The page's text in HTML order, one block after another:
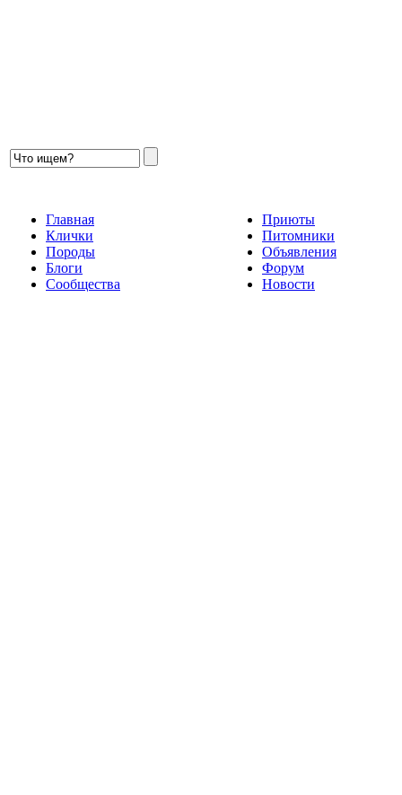
Главная
Клички
Породы
Блоги
Сообщества
Приюты
Питомники
Объявления
Форум
Новости